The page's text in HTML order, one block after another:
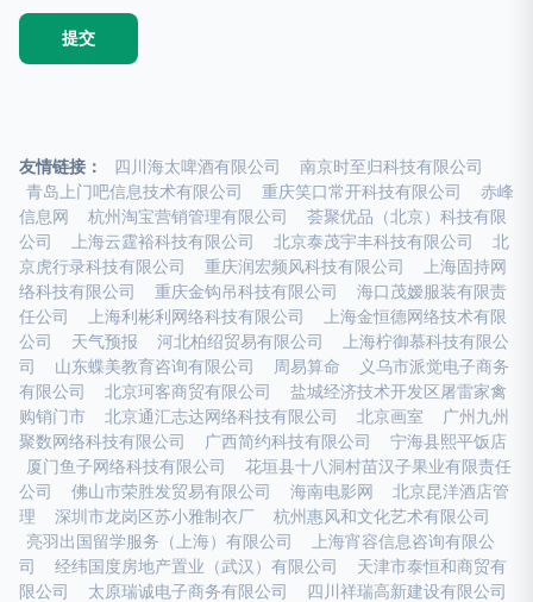
友情链接： 四川海太啤酒有限公司
南京时至归科技有限公司
青岛上门吧信息技术有限公司
重庆笑口常开科技有限公司
赤峰
信息网
杭州淘宝营销管理有限公司
荟聚优品（北京）科技有限
公司
上海云霆裕科技有限公司 北京泰茂宇丰科技有限公司
北
京虎行录科技有限公司
重庆润宏频风科技有限公司
上海固持网
络科技有限公司
重庆金钩吊科技有限公司
海口茂嫒服装有限责
任公司
上海利彬利网络科技有限公司
上海金恒德网络技术有限
公司
天气预报 河北柏绍贸易有限公司
上海柠御慕科技有限公
司
山东蝶美教育咨询有限公司 周易算命
义乌市派觉电子商务
有限公司
北京珂客商贸有限公司
盐城经济技术开发区屠雷家禽
购销门市
北京通汇志达网络科技有限公司 北京画室
广州九州
聚数网络科技有限公司
广西简约科技有限公司
宁海县熙平饭店
厦门鱼子网络科技有限公司
花垣县十八洞村苗汉子果业有限责任
公司
佛山市荣胜发贸易有限公司 海南电影网
北京昆洋酒店管
理
深圳市龙岗区苏小雅制衣厂
杭州惠风和文化艺术有限公司
亮羽出国留学服务（上海）有限公司
上海宵容信息咨询有限公
司
经纬国度房地产置业（武汉）有限公司
天津市泰恒和商贸有
限公司
太原瑞诚电子商务有限公司
四川祥瑞高新建设有限公司